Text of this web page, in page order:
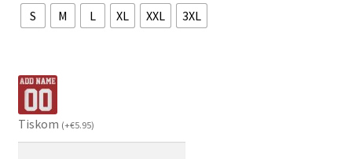
S
M L XL XXL 3XL
Tiskom (+€5.95)